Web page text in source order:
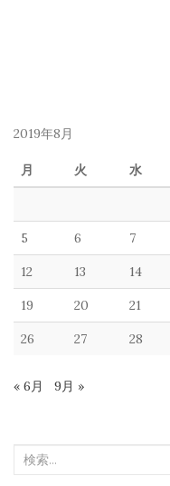
2019年8月
月 火 水
5 6 7
12 13 14
19 20 21
26 27 28
« 6月 9月 »
検